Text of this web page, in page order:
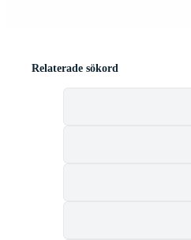
Relaterade sökord